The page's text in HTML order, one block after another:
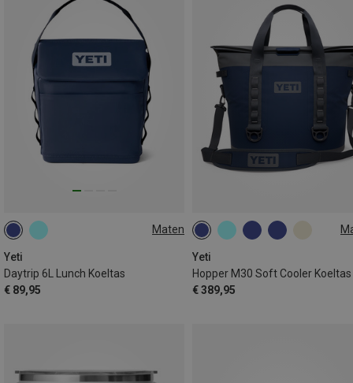
Maten
Yeti
Daytrip 6L Lunch Koeltas
€ 89,95
6L
Yeti
Hopper M30 Soft Cooler Koeltas
€ 389,95
30L